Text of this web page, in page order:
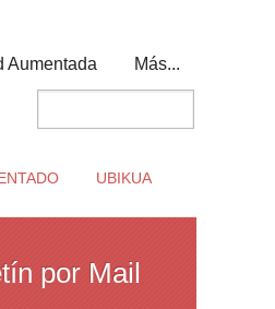
Aumentada Más...
UBIKUA
por Mail